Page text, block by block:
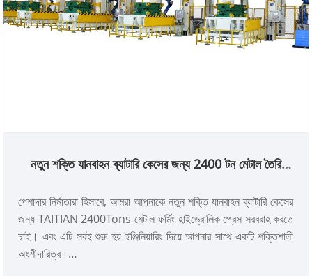
নতুন শক্তি যানবাহন ব্যাটারি কেসের জন্য 2400 টন মেটাল তৈরি
পেশাদার নির্মাতারা হিসাবে, আমরা আপনাকে নতুন শক্তি যানবাহন ব্যাটারি কেসের
জন্য TAITIAN 2400Tons মেটাল ফর্মিং হাইড্রোলিক প্রেস সরবরাহ করতে
চাই। এবং এটি সবই শুরু হয় ইঞ্জিনিয়ারিং দিয়ে আপনার সাথে একটি শক্তিশালী
অংশীদারিত্ব।